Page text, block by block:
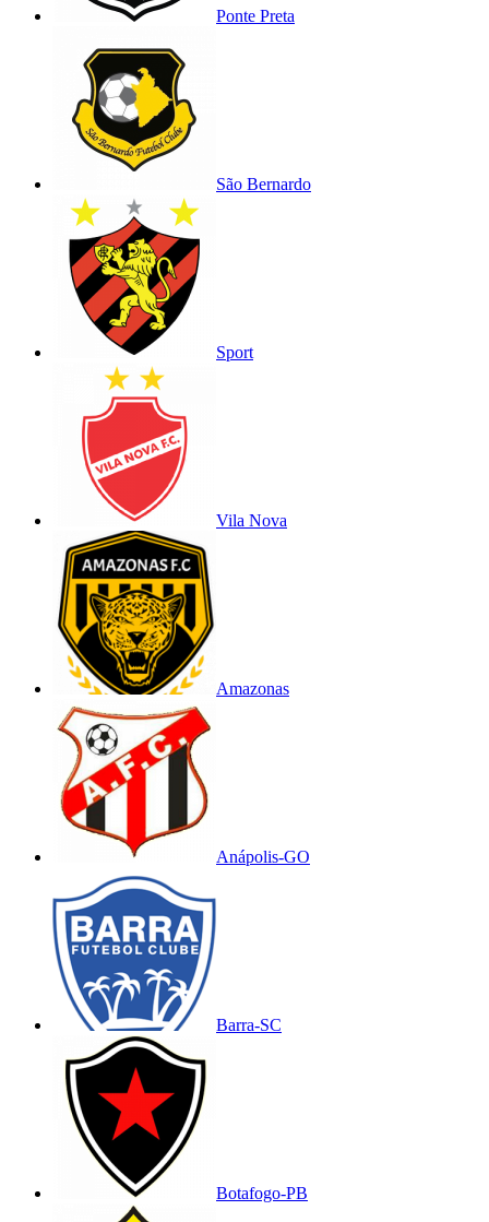
Ponte Preta
São Bernardo
Sport
Vila Nova
Amazonas
Anápolis-GO
Barra-SC
Botafogo-PB